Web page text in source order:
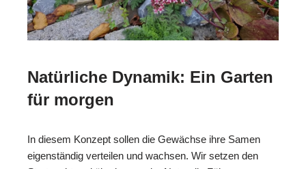
Natürliche Dynamik: Ein Garten
für morgen
In diesem Konzept sollen die Gewächse ihre Samen
eigenständig verteilen und wachsen. Wir setzen den